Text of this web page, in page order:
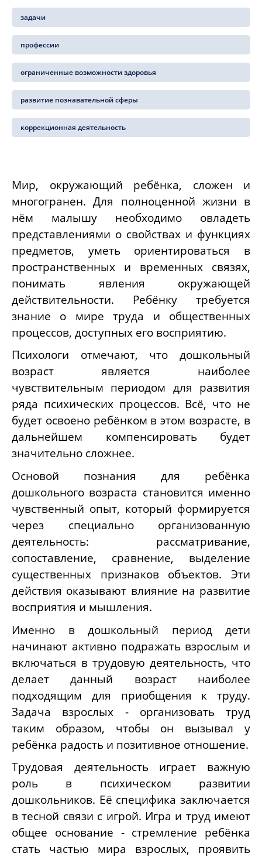
задачи
профессии
ограниченные возможности здоровья
развитие познавательной сферы
коррекционная деятельность
Мир, окружающий ребёнка, сложен и
многогранен. Для полноценной жизни в
нём малышу необходимо овладеть
представлениями о свойствах и функциях
предметов, уметь ориентироваться в
пространственных и временных связях,
понимать явления окружающей
действительности. Ребёнку требуется
знание о мире труда и общественных
процессов, доступных его восприятию.
Психологи отмечают, что дошкольный
возраст является наиболее
чувствительным периодом для развития
ряда психических процессов. Всё, что не
будет освоено ребёнком в этом возрасте, в
дальнейшем компенсировать будет
значительно сложнее.
Основой познания для ребёнка
дошкольного возраста становится именно
чувственный опыт, который формируется
через специально организованную
деятельность: рассматривание,
сопоставление, сравнение, выделение
существенных признаков объектов. Эти
действия оказывают влияние на развитие
восприятия и мышления.
Именно в дошкольный период дети
начинают активно подражать взрослым и
включаться в трудовую деятельность, что
делает данный возраст наиболее
подходящим для приобщения к труду.
Задача взрослых - организовать труд
таким образом, чтобы он вызывал у
ребёнка радость и позитивное отношение.
Трудовая деятельность играет важную
роль в психическом развитии
дошкольников. Её специфика заключается
в тесной связи с игрой. Игра и труд имеют
общее основание - стремление ребёнка
стать частью мира взрослых, проявить